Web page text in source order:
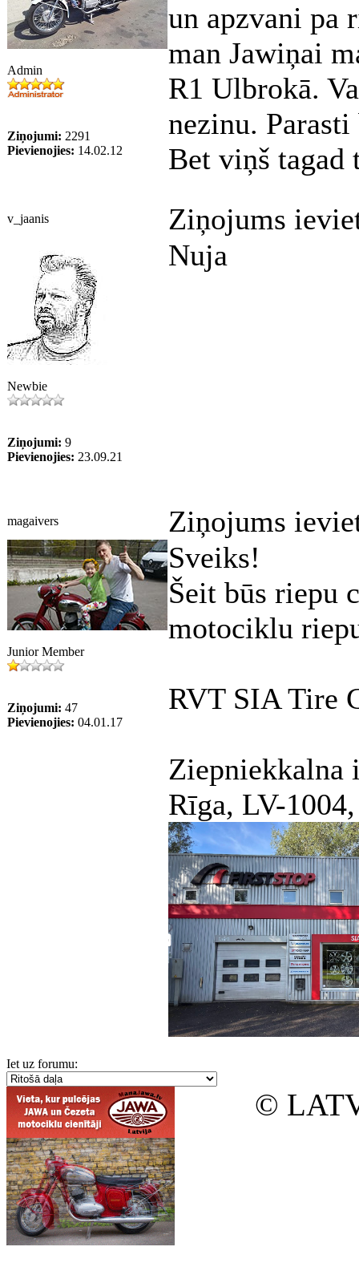
Admin
Ziņojumi: 2291
Pievienojies: 14.02.12
un apzvani pa
man Jawiņai
R1 Ulbrokā.
nezinu.
Bet viņš tagad
v_jaanis Ziņojums
Newbie
Ziņojumi: 9
Pievienojies: 23.09.21
Nuja
magaivers Ziņojums
Junior Member
Ziņojumi: 47
Pievienojies: 04.01.17
Sveiks!
Šeit būs riepu
motociklu
RVT SIA Tire
Ziepniekkalna
Rīga, LV-
Iet uz forumu:
©